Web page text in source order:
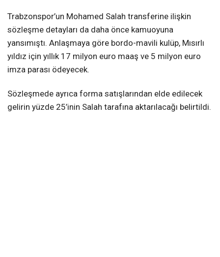
Trabzonspor’un Mohamed Salah transferine ilişkin
sözleşme detayları da daha önce kamuoyuna
yansımıştı. Anlaşmaya göre bordo-mavili kulüp, Mısırlı
yıldız için yıllık 17 milyon euro maaş ve 5 milyon euro
imza parası ödeyecek.
Sözleşmede ayrıca forma satışlarından elde edilecek
gelirin yüzde 25’inin Salah tarafına aktarılacağı belirtildi.